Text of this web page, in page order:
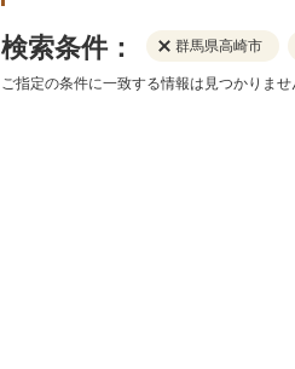
検索条件： 群馬県高崎市
ご指定の条件に一致する情報は見つかりませ